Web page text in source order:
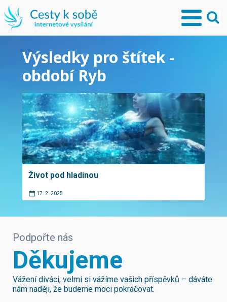
Výsledky pro štítek -
období Ryb
Život pod hladinou
17. 2. 2025
Podpořte nás
Děkujeme
Vážení diváci, velmi si vážíme vašich příspěvků – dáváte
nám naději, že budeme moci pokračovat.